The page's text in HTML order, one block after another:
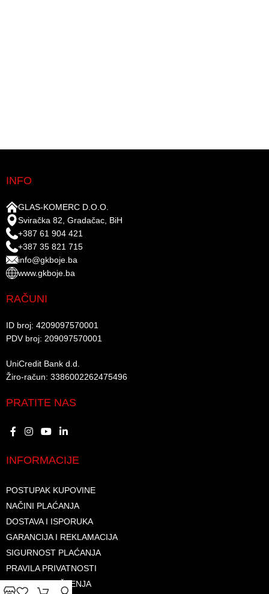
INFO
GLAS-KOMERC D.O.O.
Sviračka 82, Gradačac, BiH
+387 61 904 421
+387 35 821 715
info@gkboje.ba
www.gkboje.ba
RAČUNI
ID broj: 4209097570001​
PDV broj: 209097570001 ​
UniCredit Bank d.d.​
Žiro-račun: 3386002262475496​​
PRATITE NAS
INFORMACIJE
POSTUPAK KUPOVINE
NAČINI PLAĆANJA
DOSTAVA I ISPORUKA
GARANCIJA I REKLAMACIJA
SIGURNOST PLAĆANJA
PRAVILA PRIVATNOSTI
USLOVI KORIŠTENJA